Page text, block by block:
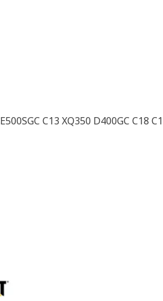
C13 XQ350 D400GC C18